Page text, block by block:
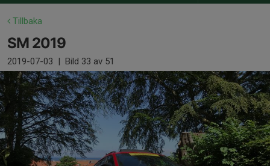
Tillbaka
SM 2019
2019-07-03 | Bild 33 av 51